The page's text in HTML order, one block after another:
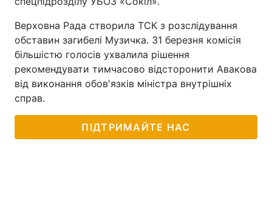
Верховна Рада створила ТСК з розслідування
обставин загибелі Музичка. 31 березня комісія
більшістю голосів ухвалила рішення
рекомендувати тимчасово відсторонити Авакова
від виконання обов'язків міністра внутрішніх
справ.
ПІДТРИМАЙТЕ НАС